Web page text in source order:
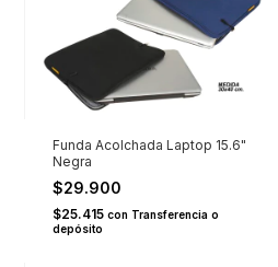
Funda Acolchada Laptop 15.6"
Negra
$29.900
$25.415 con Transferencia o
depósito